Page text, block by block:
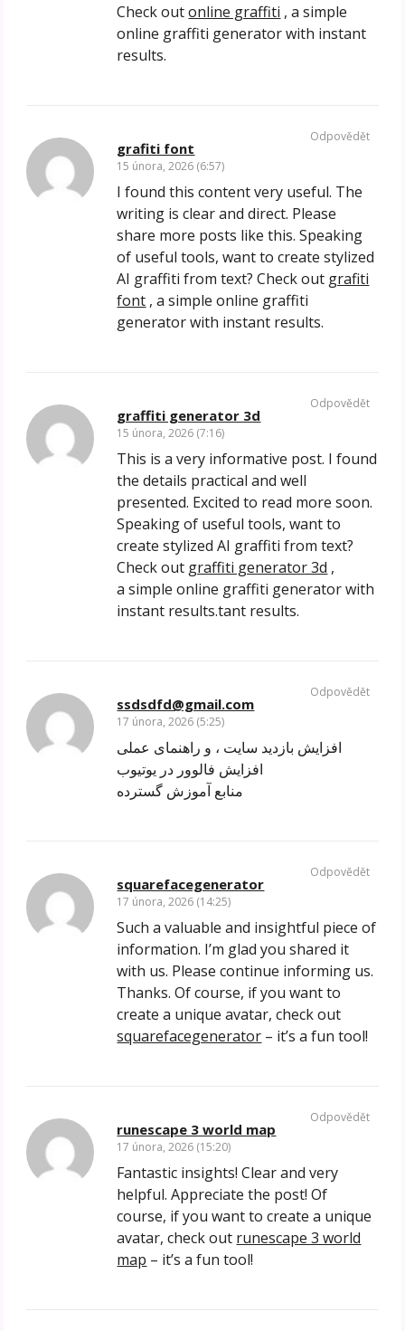
Check outonline graffiti , a simple
online graffiti generator with instant
results.
grafiti font
15 února, 2026 (6:57)
I found this content very useful. The
writing is clear and direct. Please
share more posts like this. Speaking
of useful tools, want to create stylized
AI graffiti from text? Check out grafiti
font , a simple online graffiti
generator with instant results.
Odpovědět
graffiti generator 3d
15 února, 2026 (7:16)
This is a very informative post. I found
the details practical and well
presented. Excited to read more soon.
Speaking of useful tools, want to
create stylized AI graffiti from text?
Check out graffiti generator 3d ,
a simple online graffiti generator with
instant results.tant results.
Odpovědět
ssdsdfd@gmail.com
17 února, 2026 (5:25)
افزایش بازدید سایت ، و راهنمای عملی
افزایش فالوور در یوتیوب
منابع آموزش گسترده
Odpovědět
squarefacegenerator
17 února, 2026 (14:25)
Such a valuable and insightful piece of
information. I’m glad you shared it
with us. Please continue informing us.
Thanks. Of course, if you want to
create a unique avatar, check out
squarefacegenerator – it’s a fun tool!
Odpovědět
runescape 3 world map
17 února, 2026 (15:20)
Fantastic insights! Clear and very
helpful. Appreciate the post! Of
course, if you want to create a unique
avatar, check out runescape 3 world
map – it’s a fun tool!
Odpovědět